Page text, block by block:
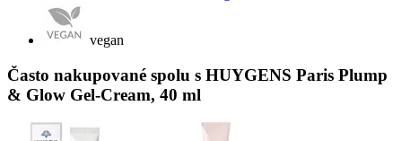
vegan
Často nakupované spolu s HUYGENS Paris Plump
& Glow Gel-Cream, 40 ml